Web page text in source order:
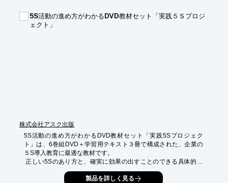
■座学講習コース
■溶接技能取得コース
5S活動の進め方がわかるDVD教材セット「実践５Ｓプロジ
ェクト」
株式会社アスク出版
5S活動の進め方がわかるDVD教材セット「実践5Sプロジェク
ト」は、6巻組DVD＋学習用テキスト３冊で構成された、企業の
５S導入教育に最適な教材です。
正しい5Sのあり方と、確実に効果の出すことのできる具体的な
進め方を、テーマごとに手順を追って解説していきます。
製品を詳しく見る